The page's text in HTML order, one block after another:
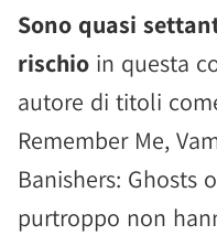
Sono quasi
rischio in questa
autore di titoli
Remember Me,
Banishers: Ghosts
purtroppo non